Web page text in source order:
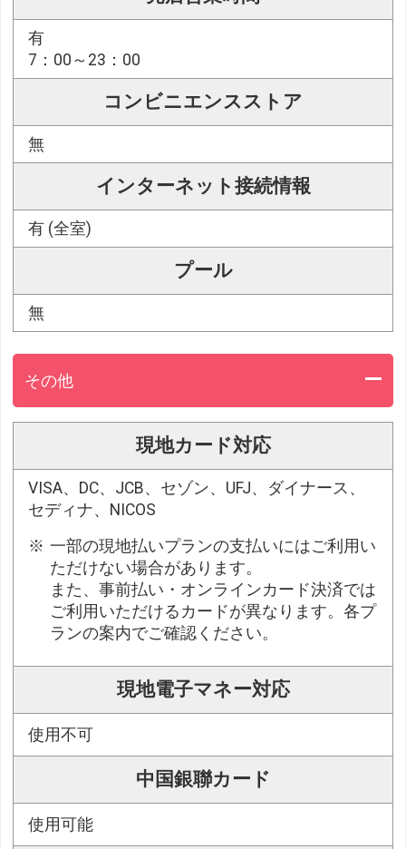
有
7：00～23：00
コンビニエンスストア
無
インターネット接続情報
有 (全室)
プール
無
その他
現地カード対応
VISA、DC、JCB、セゾン、UFJ、ダイナース、
セディナ、NICOS
一部の現地払いプランの支払いにはご利用い
ただけない場合があります。
また、事前払い・オンラインカード決済では
ご利用いただけるカードが異なります。各プ
ランの案内でご確認ください。
現地電子マネー対応
使用不可
中国銀聯カード
使用可能